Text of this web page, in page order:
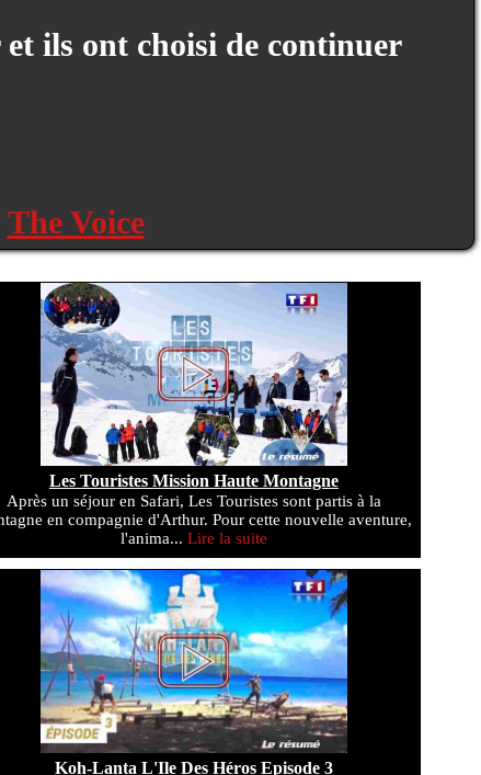
ils ont choisi de continuer
The Voice
Les Touristes Mission Haute Montagne
Après un séjour en Safari, Les Touristes sont partis à la
en compagnie d'Arthur. Pour cette nouvelle aventure,
l'anima... Lire la suite
Koh-Lanta L'Ile Des Héros Episode 3